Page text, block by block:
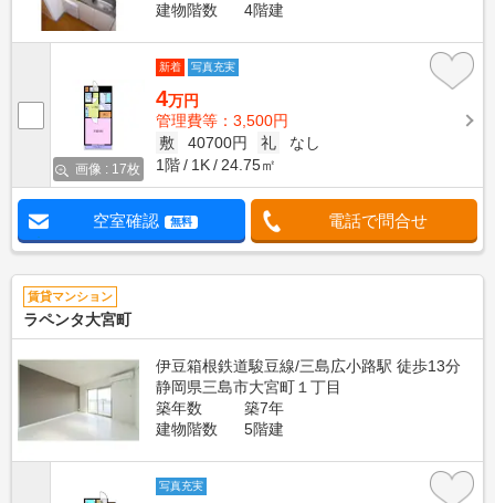
建物階数
4階建
画像 : 17枚
新着 写真充実
4万円
管理費等：3,500円
敷
40700円 礼
なし
1階
1K 24.75㎡
空室確認 無料 電話で問合せ
賃貸マンション
ラペンタ大宮町
伊豆箱根鉄道駿豆線/三島広小路駅 徒歩13分
静岡県三島市大宮町１丁目
築年数
築7年
建物階数
5階建
写真充実